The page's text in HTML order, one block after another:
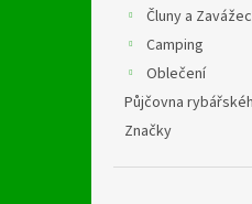
Čluny a
Camping
Oblečení
Půjčovna
Značky